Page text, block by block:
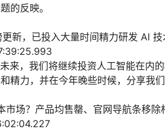
的反映。
新，已投入大量时间精力研发 AI
来，我们将继续投资人工智能在内
精力，并在今年晚些时候，分享我
市场？产品均售罄、官网导航条移除